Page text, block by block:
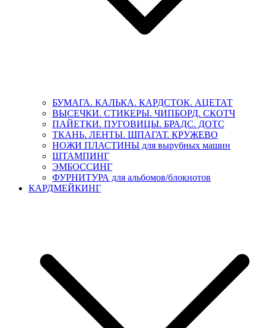
БУМАГА. КАЛЬКА. КАРДСТОК. АЦЕТАТ
ВЫСЕЧКИ. СТИКЕРЫ. ЧИПБОРД. СКОТЧ
ПАЙЕТКИ. ПУГОВИЦЫ. БРАДС. ДОТС
ТКАНЬ. ЛЕНТЫ. ШПАГАТ. КРУЖЕВО
НОЖИ ПЛАСТИНЫ для вырубных машин
ШТАМПИНГ
ЭМБОССИНГ
ФУРНИТУРА для альбомов/блокнотов
КАРДМЕЙКИНГ